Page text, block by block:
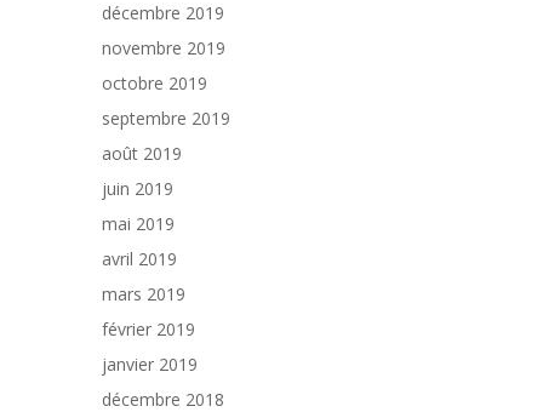
décembre 2019
novembre 2019
octobre 2019
septembre 2019
août 2019
juin 2019
mai 2019
avril 2019
mars 2019
février 2019
janvier 2019
décembre 2018